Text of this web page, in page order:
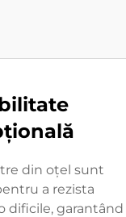
din oțel sunt
a rezista
dificile, garantând